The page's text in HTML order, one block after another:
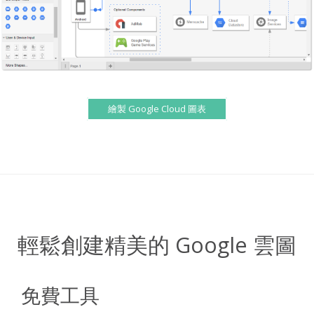
繪製 Google Cloud 圖表
輕鬆創建精美的 Google 雲圖
免費工具